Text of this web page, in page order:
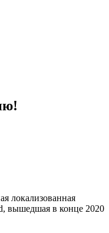
локализованная
вышедшая в конце 2020